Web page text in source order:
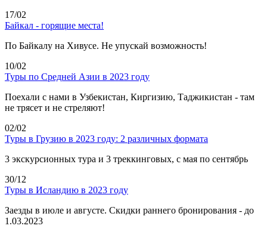
17/02
Байкал - горящие места!
По Байкалу на Хивусе. Не упускай возможность!
10/02
Туры по Средней Азии в 2023 году
Поехали с нами в Узбекистан, Киргизию, Таджикистан - там
не трясет и не стреляют!
02/02
Туры в Грузию в 2023 году: 2 различных формата
3 экскурсионных тура и 3 треккинговых, с мая по сентябрь
30/12
Туры в Исландию в 2023 году
Заезды в июле и августе. Скидки раннего бронирования - до
1.03.2023